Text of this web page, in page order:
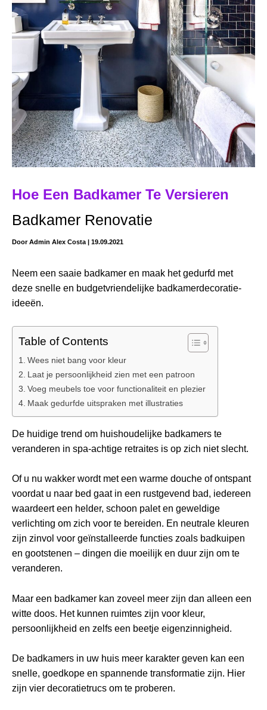
Hoe Een Badkamer Te Versieren
Badkamer Renovatie
DoorAdmin Alex Costa | 19.09.2021
Neem een ​​saaie badkamer en maak het gedurfd met
deze snelle en budgetvriendelijke badkamerdecoratie-
ideeën.
Table of Contents
Wees niet bang voor kleur
Laat je persoonlijkheid zien met een patroon
Voeg meubels toe voor functionaliteit en plezier
Maak gedurfde uitspraken met illustraties
De huidige trend om huishoudelijke badkamers te
veranderen in spa-achtige retraites is op zich niet slecht.
Of u nu wakker wordt met een warme douche of ontspant
voordat u naar bed gaat in een rustgevend bad, iedereen
waardeert een helder, schoon palet en geweldige
verlichting om zich voor te bereiden. En neutrale kleuren
zijn zinvol voor geïnstalleerde functies zoals badkuipen
en gootstenen – dingen die moeilijk en duur zijn om te
veranderen.
Maar een badkamer kan zoveel meer zijn dan alleen een
witte doos. Het kunnen ruimtes zijn voor kleur,
persoonlijkheid en zelfs een beetje eigenzinnigheid.
De badkamers in uw huis meer karakter geven kan een
snelle, goedkope en spannende transformatie zijn. Hier
zijn vier decoratietrucs om te proberen.